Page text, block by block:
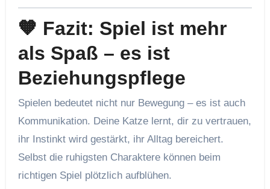
🧡 Fazit: Spiel ist mehr
als Spaß – es ist
Beziehungspflege
Spielen bedeutet nicht nur Bewegung – es ist auch
Kommunikation. Deine Katze lernt, dir zu vertrauen,
ihr Instinkt wird gestärkt, ihr Alltag bereichert.
Selbst die ruhigsten Charaktere können beim
richtigen Spiel plötzlich aufblühen.